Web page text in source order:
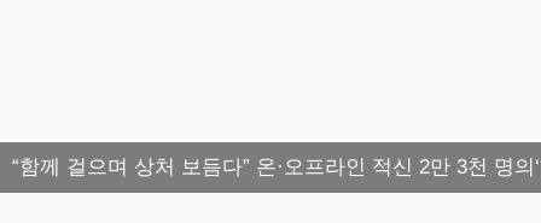
“함께 걸으며 상처 보듬다” 온·오프라인 적신 2만 3천 명의